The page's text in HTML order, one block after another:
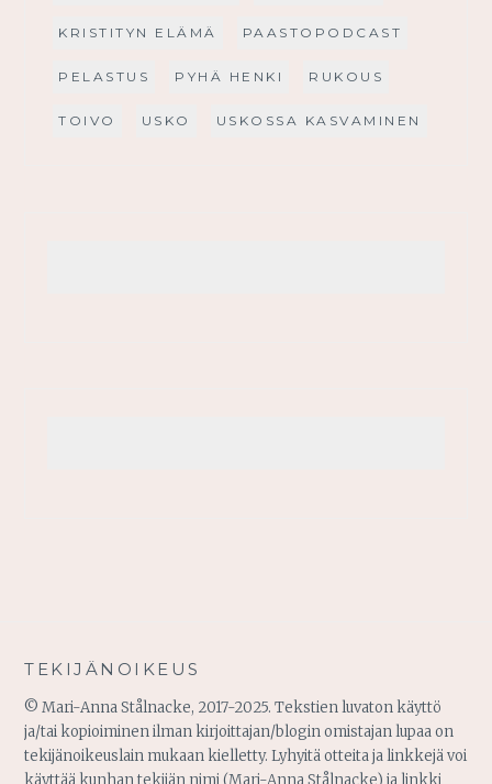
KRISTITYN ELÄMÄ PAASTOPODCAST
PELASTUS PYHÄ HENKI RUKOUS
TOIVO USKO USKOSSA KASVAMINEN
TEKIJÄNOIKEUS
© Mari-Anna Stålnacke, 2017-2025. Tekstien luvaton käyttö
ja/tai kopioiminen ilman kirjoittajan/blogin omistajan lupaa on
tekijänoikeuslain mukaan kielletty. Lyhyitä otteita ja linkkejä voi
käyttää kunhan tekijän nimi (Mari-Anna Stålnacke) ja linkki